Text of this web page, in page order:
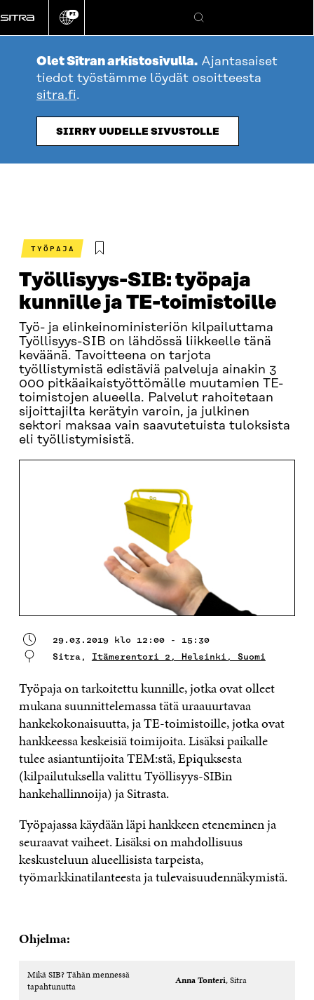
suoraan
sisältöön
Vaihda
kieli
FI
Hae
Olet Sitran arkistosivulla. Ajantasaiset
tiedot työstämme löydät osoitteesta
sitra.fi.
SIIRRY UUDELLE SIVUSTOLLE
TYÖPAJA
Työllisyys-SIB: työpaja
kunnille ja TE-toimistoille
Työ- ja elinkeinoministeriön kilpailuttama
Työllisyys-SIB on lähdössä liikkeelle tänä
keväänä. Tavoitteena on tarjota
työllistymistä edistäviä palveluja ainakin 3
000 pitkäaikaistyöttömälle muutamien TE-
toimistojen alueella. Palvelut rahoitetaan
sijoittajilta kerätyin varoin, ja julkinen
sektori maksaa vain saavutetuista tuloksista
eli työllistymisistä.
29.03.2019 klo 12:00 - 15:30
Sitra, Itämerentori 2, Helsinki, Suomi
Työpaja on tarkoitettu kunnille, jotka ovat olleet
mukana suunnittelemassa tätä uraauurtavaa
hankekokonaisuutta, ja TE-toimistoille, jotka ovat
hankkeessa keskeisiä toimijoita. Lisäksi paikalle
tulee asiantuntijoita TEM:stä, Epiquksesta
(kilpailutuksella valittu Työllisyys-SIBin
hankehallinnoija) ja Sitrasta.
Työpajassa käydään läpi hankkeen eteneminen ja
seuraavat vaiheet. Lisäksi on mahdollisuus
keskusteluun alueellisista tarpeista,
työmarkkinatilanteesta ja tulevaisuudennäkymistä.
Ohjelma:
Mikä SIB? Tähän mennessä
tapahtunutta
Anna Tonteri, Sitra